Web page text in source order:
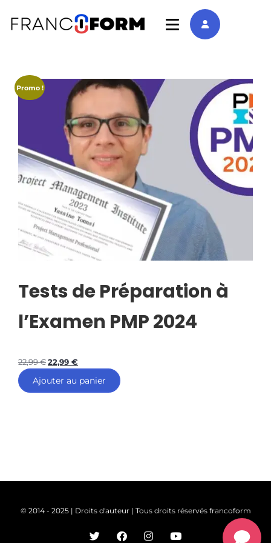
Promo !
Tests de Préparation à
l’Examen PMP 2024
22,99€22,99 €
Ajouter au panier
© 2014 - 2025 | Droits d'auteur | Tous droits réservés francoform